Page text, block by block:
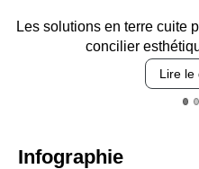
Les solutions en terre cuite
concilier
Lire le
Infographie